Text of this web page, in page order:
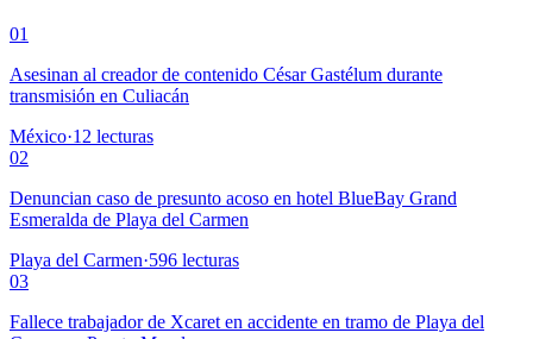
01
Asesinan al creador de contenido César Gastélum durante
transmisión en Culiacán
México·12 lecturas
02
Denuncian caso de presunto acoso en hotel BlueBay Grand
Esmeralda de Playa del Carmen
Playa del Carmen·596 lecturas
03
Fallece trabajador de Xcaret en accidente en tramo de Playa del